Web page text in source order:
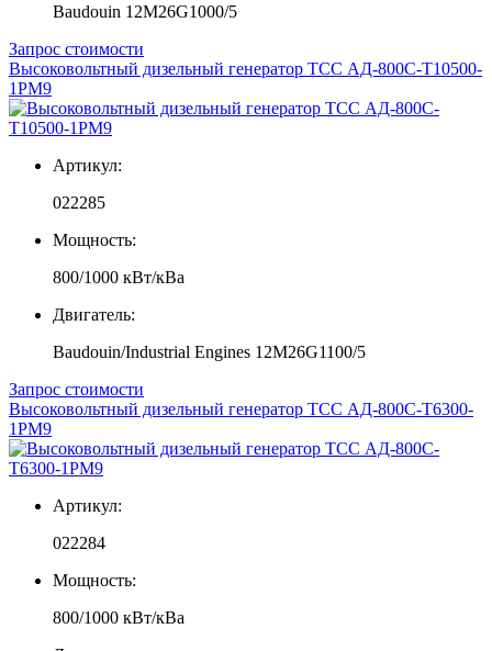
Baudouin 12M26G1000/5
Запрос стоимости
Высоковольтный дизельный генератор ТСС АД-800С-Т10500-
1РМ9
Артикул:
022285
Мощность:
800/1000 кВт/кВа
Двигатель:
Baudouin/Industrial Engines 12M26G1100/5
Запрос стоимости
Высоковольтный дизельный генератор ТСС АД-800С-Т6300-
1РМ9
Артикул:
022284
Мощность:
800/1000 кВт/кВа